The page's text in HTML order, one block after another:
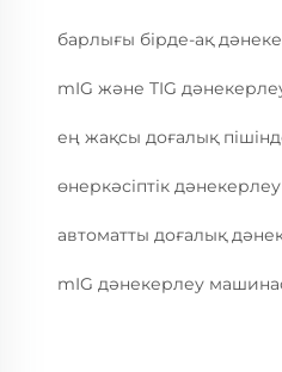
барлығы бірде-ақ
mIG және TIG
ең жақсы доғалық
өнеркәсіптік
автоматты доғалық
mIG дәнекерлеу